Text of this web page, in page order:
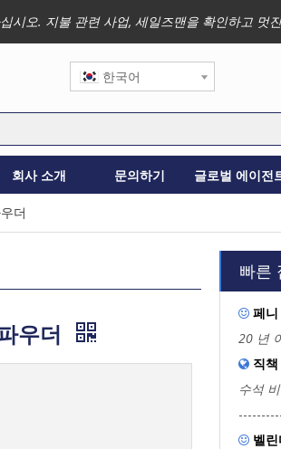
오. 지불 관련 사업, 세일즈맨을 확인하고 멋
한국어
회사 소개 문의하기 글로벌 에이전
더
우더
빠른
 페니
20 년
 직책
수석
 벨